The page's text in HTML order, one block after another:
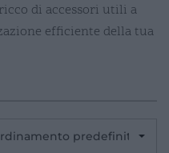
di accessori utili a
efficiente della tua